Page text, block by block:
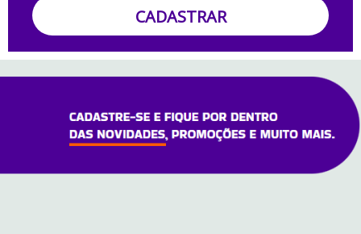
CADASTRAR